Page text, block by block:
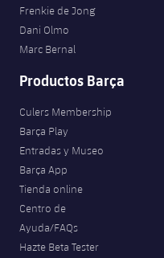
Jugadores
Fotos
Historia
Palmarés
Clasificaciones
Juvenil
Infantil
Noticias
Atletismo
plusicon
más
Masculino
Femenino
Agenda
Baloncesto en silla
plusicon
más
Actualidad
Jugadores
Calendario
Resultados
Hockey sobre hielo
Actualidad
Calendario
plusicon
más
Noticias
Hockey Hierba
Patinaje artístico
plusicon
más
Actualidad
Escuela de Patinaje
Frenkie de Jong
Dani Olmo
Marc Bernal
Productos Barça
Culers Membership
Barça Play
Entradas y Museo
Barça App
Tienda online
Centro de
Ayuda/FAQs
Hazte Beta Tester